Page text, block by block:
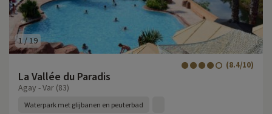
1 /19
La Vallée du Paradis
(8.4/10)
Agay - Var (83)
Waterpark met glijbanen en peuterbad